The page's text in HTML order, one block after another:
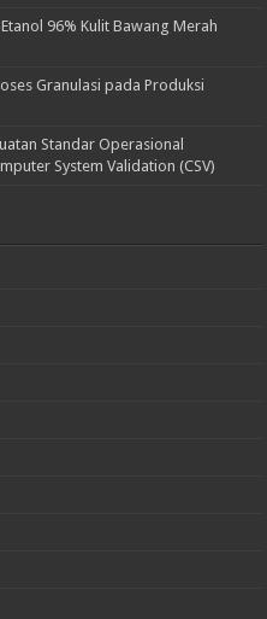
96% Kulit Bawang Merah
Granulasi pada Produksi
Standar Operasional
System Validation (CSV)